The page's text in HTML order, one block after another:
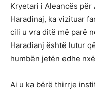
Kryetari i Aleancës për
Haradinaj, ka vizituar
cili u vra ditë më parë
Haradianj është lutur
humbën jetën edhe
Ai u ka bërë thirrje